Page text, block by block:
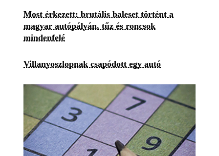
Most érkezett: brutális baleset történt a
magyar autópályán, tűz és roncsok
mindenfelé
Villanyoszlopnak csapódott egy autó